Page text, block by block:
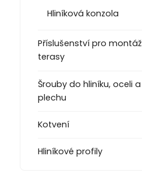
Hliníková konzola
Příslušenství pro montáž
terasy
Šrouby do hliníku, oceli a
plechu
Kotvení
Hliníkové profily